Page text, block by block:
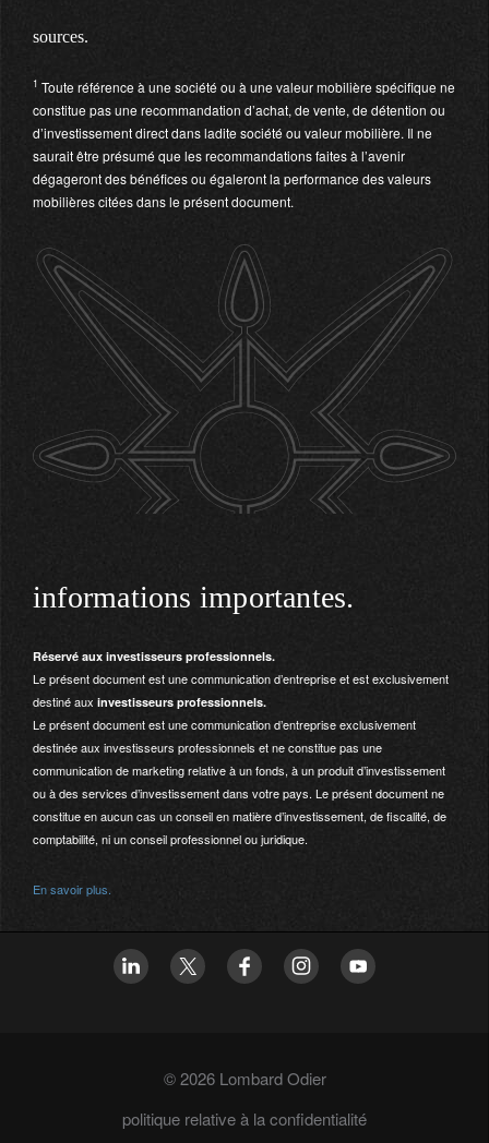
sources.
1 Toute référence à une société ou à une valeur mobilière spécifique ne
constitue pas une recommandation d’achat, de vente, de détention ou
d’investissement direct dans ladite société ou valeur mobilière. Il ne
saurait être présumé que les recommandations faites à l’avenir
dégageront des bénéfices ou égaleront la performance des valeurs
mobilières citées dans le présent document.
informations importantes.
Réservé aux investisseurs professionnels.
Le présent document est une communication d’entreprise et est exclusivement
destiné aux investisseurs professionnels.
Le présent document est une communication d’entreprise exclusivement
destinée aux investisseurs professionnels et ne constitue pas une
communication de marketing relative à un fonds, à un produit d’investissement
ou à des services d’investissement dans votre pays. Le présent document ne
constitue en aucun cas un conseil en matière d’investissement, de fiscalité, de
comptabilité, ni un conseil professionnel ou juridique.
En savoir plus.
© 2026 Lombard Odier
politique relative à la confidentialité